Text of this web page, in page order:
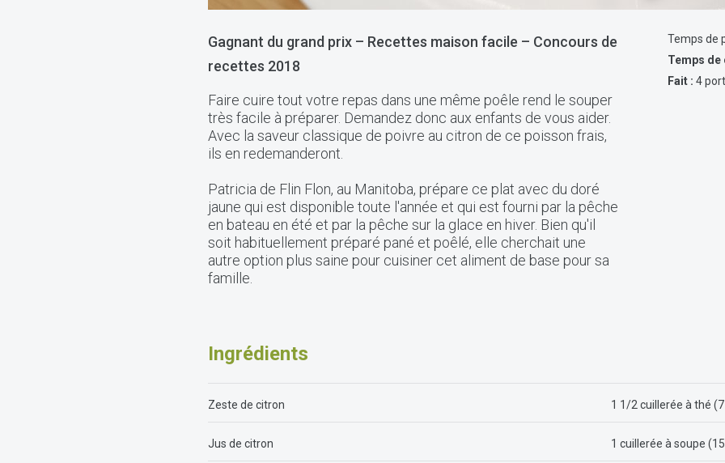
Gagnant du grand prix – Recettes maison facile – Concours de
recettes 2018
Faire cuire tout votre repas dans une même poêle rend le souper
très facile à préparer. Demandez donc aux enfants de vous aider.
Avec la saveur classique de poivre au citron de ce poisson frais,
ils en redemanderont.
Patricia de Flin Flon, au Manitoba, prépare ce plat avec du doré
jaune qui est disponible toute l'année et qui est fourni par la pêche
en bateau en été et par la pêche sur la glace en hiver. Bien qu'il
soit habituellement préparé pané et poêlé, elle cherchait une
autre option plus saine pour cuisiner cet aliment de base pour sa
famille.
Temps de
Temps de
Fait : 4
Ingrédients
Zeste de citron 1 1/2 cuillerée à thé
Jus de citron 1 cuillerée à soupe